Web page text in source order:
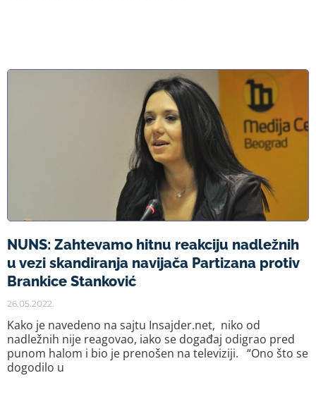
NUNS: Zahtevamo hitnu reakciju nadležnih
u vezi skandiranja navijača Partizana protiv
Brankice Stanković
26.05.2022.
Kako je navedeno na sajtu Insajder.net, niko od
nadležnih nije reagovao, iako se događaj odigrao pred
punom halom i bio je prenošen na televiziji. “Ono što se
dogodilo u